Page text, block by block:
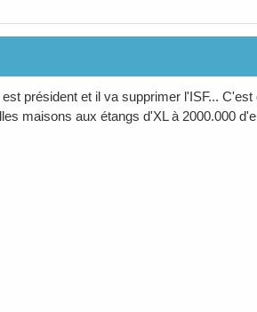
président et il va supprimer l'ISF...
maisons aux étangs d'XL à 2000.000